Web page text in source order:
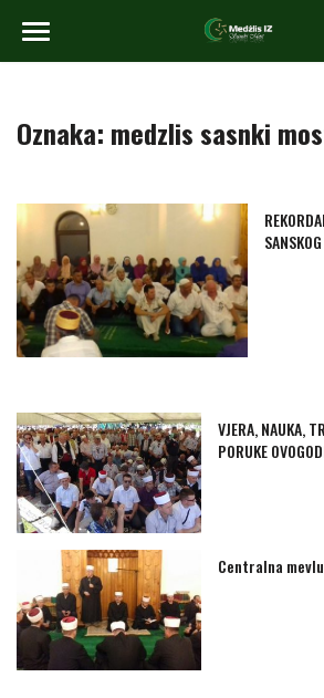
Oznaka: medzlis sasnki
VJERA, NAUKA,
PORUKE
Centralna